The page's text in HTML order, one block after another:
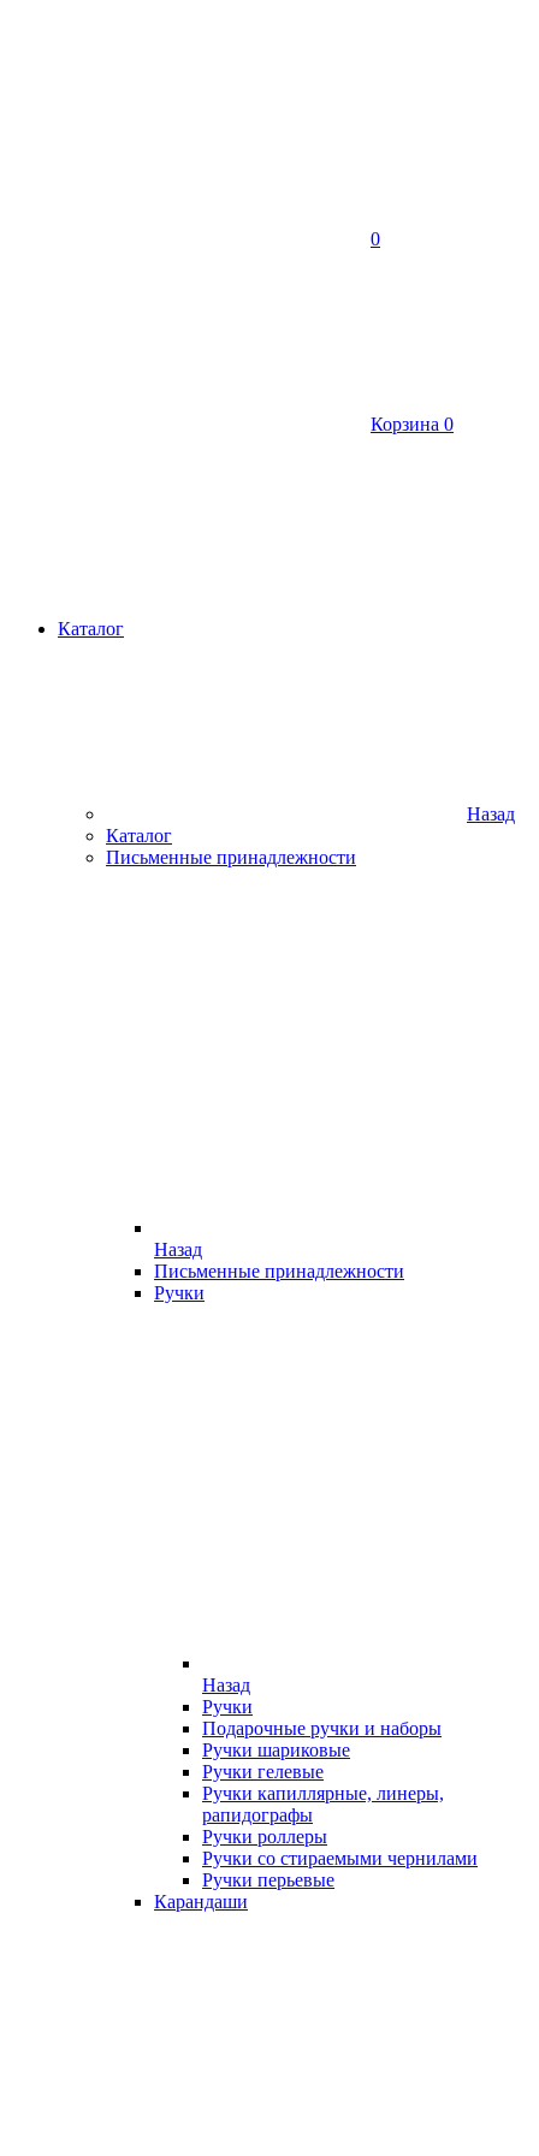
0
Корзина 0
Каталог
Назад
Каталог
Письменные принадлежности
Назад
Письменные принадлежности
Ручки
Назад
Ручки
Подарочные ручки и наборы
Ручки шариковые
Ручки гелевые
Ручки капиллярные, линеры,
рапидографы
Ручки роллеры
Ручки со стираемыми чернилами
Ручки перьевые
Карандаши